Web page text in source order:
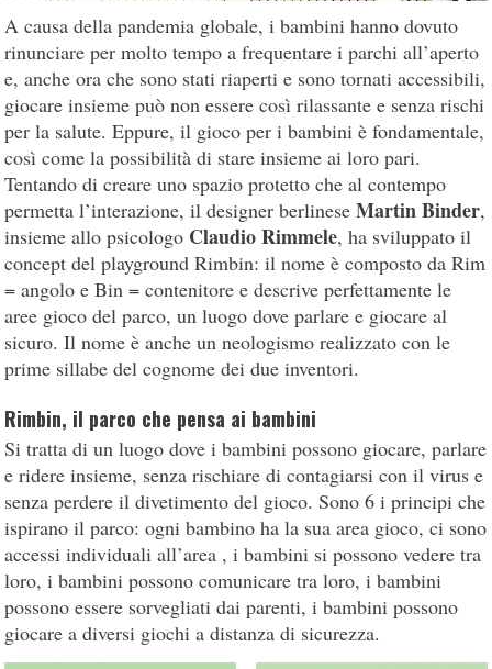
A causa della pandemia globale, i bambini hanno dovuto
rinunciare per molto tempo a frequentare i parchi all’aperto
e, anche ora che sono stati riaperti e sono tornati accessibili,
giocare insieme può non essere così rilassante e senza rischi
per la salute. Eppure, il gioco per i bambini è fondamentale,
così come la possibilità di stare insieme ai loro pari.
Tentando di creare uno spazio protetto che al contempo
permetta l’interazione, il designer berlineseMartin Binder,
insieme allo psicologo Claudio Rimmele, ha sviluppato il
concept del playground Rimbin: il nome è composto da Rim
= angolo e Bin = contenitore e descrive perfettamente le
aree gioco del parco, un luogo dove parlare e giocare al
sicuro. Il nome è anche un neologismo realizzato con le
prime sillabe del cognome dei due inventori.
Rimbin, il parco che pensa ai bambini
Si tratta di un luogo dove i bambini possono giocare, parlare
e ridere insieme, senza rischiare di contagiarsi con il virus e
senza perdere il divetimento del gioco. Sono 6 i principi che
ispirano il parco: ogni bambino ha la sua area gioco, ci sono
accessi individuali all’area , i bambini si possono vedere tra
loro, i bambini possono comunicare tra loro, i bambini
possono essere sorvegliati dai parenti, i bambini possono
giocare a diversi giochi a distanza di sicurezza.